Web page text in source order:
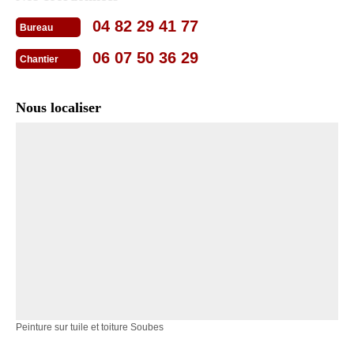
Bureau 04 82 29 41 77
Chantier 06 07 50 36 29
Nous localiser
Peinture sur tuile et toiture Soubes